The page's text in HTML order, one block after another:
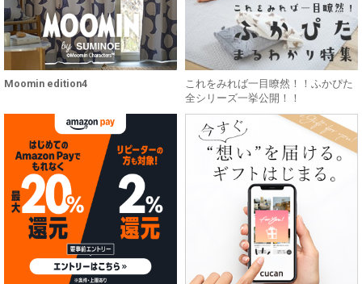
Moomin edition4
これをみれば一目瞭然！！ふかぴた
全シリーズ一挙公開！！